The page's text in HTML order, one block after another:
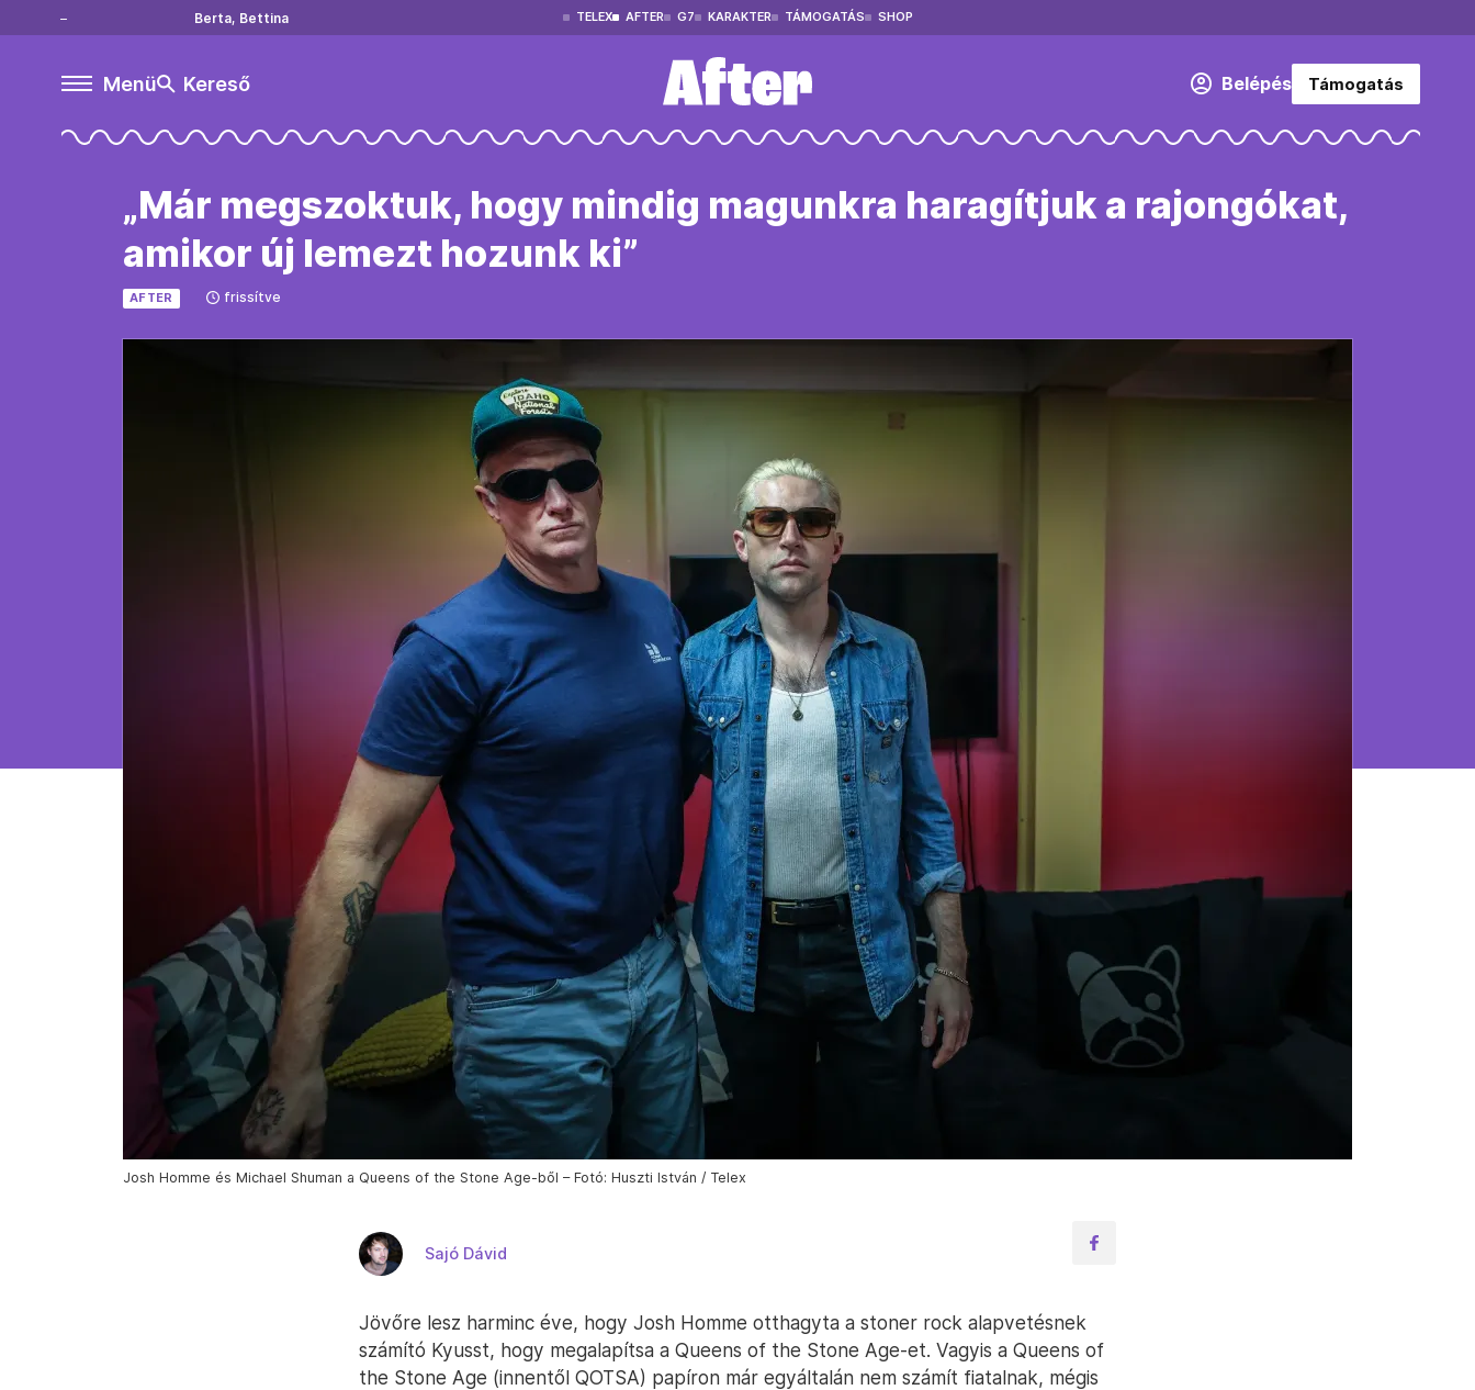
Berta, Bettina TELEX AFTER G7 KARAKTER TÁMOGATÁS SHOP
Menü Kereső Belépés Támogatás
„Már megszoktuk, hogy mindig magunkra haragítjuk a rajongókat,
amikor új lemezt hozunk ki”
AFTER frissítve
Josh Homme és Michael Shuman a Queens of the Stone Age-ből – Fotó: Huszti István / Telex
Sajó Dávid
Jövőre lesz harminc éve, hogy Josh Homme otthagyta a stoner rock alapvetésnek
számító Kyusst, hogy megalapítsa a Queens of the Stone Age-et. Vagyis a Queens of
the Stone Age (innentől QOTSA) papíron már egyáltalán nem számít fiatalnak, mégis